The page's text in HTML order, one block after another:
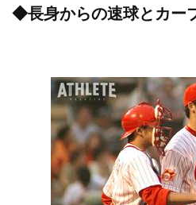
◆長身からの速球とカー